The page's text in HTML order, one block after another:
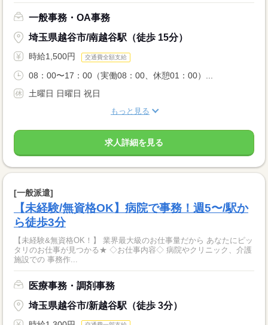
一般事務・OA事務
埼玉県越谷市/南越谷駅（徒歩 15分）
時給1,500円 交通費全額支給
08：00〜17：00（実働08：00、休憩01：00）...
土曜日 日曜日 祝日
もっと見る
求人詳細を見る
[一般派遣]
【未経験/無資格OK】病院で事務！週5〜/駅か
ら徒歩3分
【未経験&無資格OK！】 業界最大級のお仕事量だから あなたにピッ
タリのお仕事が見つかる★ ◇お仕事内容◇ 病院やクリニック、介護
施設での 事務作...
医療事務・調剤事務
埼玉県越谷市/新越谷駅（徒歩 3分）